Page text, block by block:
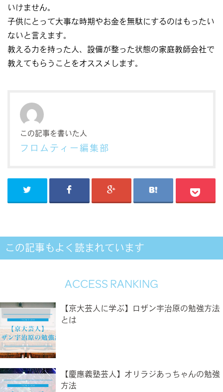
いけません。
子供にとって大事な時期やお金を無駄にするのはもったい
ないと言えます。
教える力を持った人、設備が整った状態の家庭教師会社で
教えてもらうことをオススメします。
この記事を書いた人
フロムティー編集部
この記事もよく読まれています
ACCESS RANKING
【京大芸人に学ぶ】ロザン宇治原の勉強方法
とは
【慶應義塾芸人】オリラジあっちゃんの勉強
方法